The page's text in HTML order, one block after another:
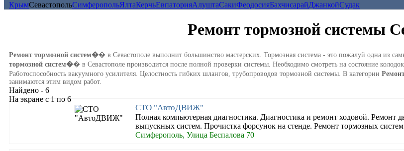
КрымСевастопольСимферопольЯлтаКерчьЕвпаторияАлуштаСакиФеодосияБахчисарайДжанкойСудак
Ремонт тормозной системы
Ремонт тормозной систем�� в Севастополе выполнит большинство мастерских. Тормозная система - это пожалуй одна из
тормозной систем�� в Севастополе производится после полной проверки системы. Необходимо смотреть на состояние
Работоспособность вакуумного усилителя. Целостность гибких шлангов, трубопроводов тормозной системы. В категории
занимаются этим видом работ.
Найдено - 6
На экране с 1 по 6
СТО "АвтоДВИЖ"
Полная компьютерная диагностика. Диагностика и ремонт ходовой. Ремонт
выпускных систем. Прочистка форсунок на стенде. Ремонт тормозных
Симферополь, Улица Беспалова 70